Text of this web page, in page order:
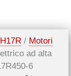
/ Motori
ad alta
6